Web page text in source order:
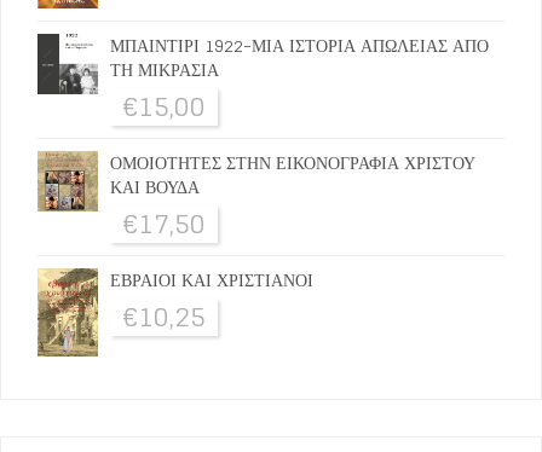
ΜΠΑΙΝΤΙΡΙ 1922-ΜΙΑ ΙΣΤΟΡΙΑ ΑΠΩΛΕΙΑΣ ΑΠΟ
ΤΗ ΜΙΚΡΑΣΙΑ
€15,00
ΟΜΟΙΟΤΗΤΕΣ ΣΤΗΝ ΕΙΚΟΝΟΓΡΑΦΙΑ ΧΡΙΣΤΟΥ
ΚΑΙ ΒΟΥΔΑ
€17,50
ΕΒΡΑΙΟΙ ΚΑΙ ΧΡΙΣΤΙΑΝΟΙ
€10,25